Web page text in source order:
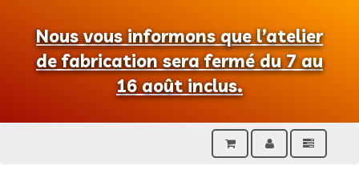
Nous vous informons que l’atelier
de fabrication sera fermé du 7 au
16 août inclus.